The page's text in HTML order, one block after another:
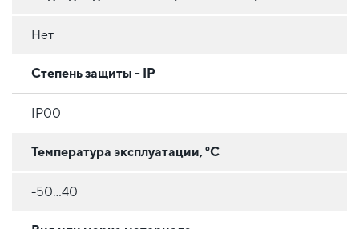
Нет
Степень защиты - IP
IP00
Температура эксплуатации, °C
-50...40